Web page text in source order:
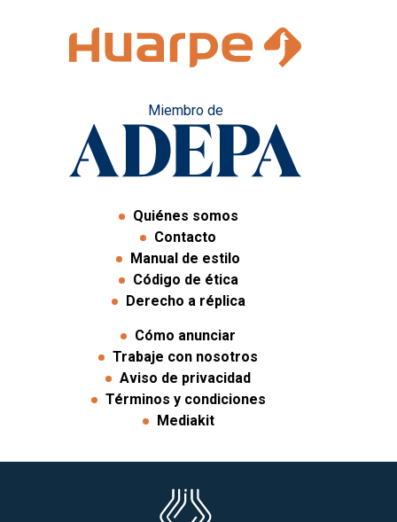
Miembro de
Quiénes somos
Contacto
Manual de estilo
Código de ética
Derecho a réplica
Cómo anunciar
Trabaje con nosotros
Aviso de privacidad
Términos y condiciones
Mediakit